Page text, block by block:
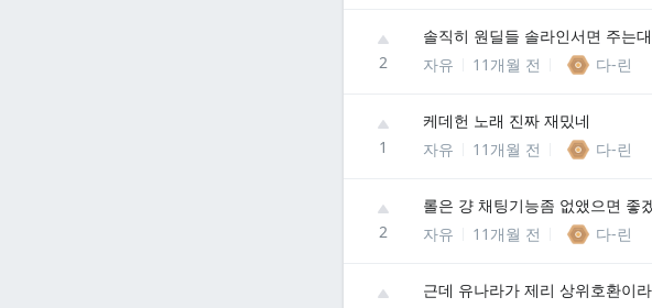
2
솔직히 원딜들 솔라인서면 주는
자유
11개월 전 다-린
1
케데헌 노래 진짜 재밌네
자유
11개월 전 다-린
2
롤은 걍 채팅기능좀 없앴으면 좋
자유
11개월 전 다-린
근데 유나라가 제리 상위호환이